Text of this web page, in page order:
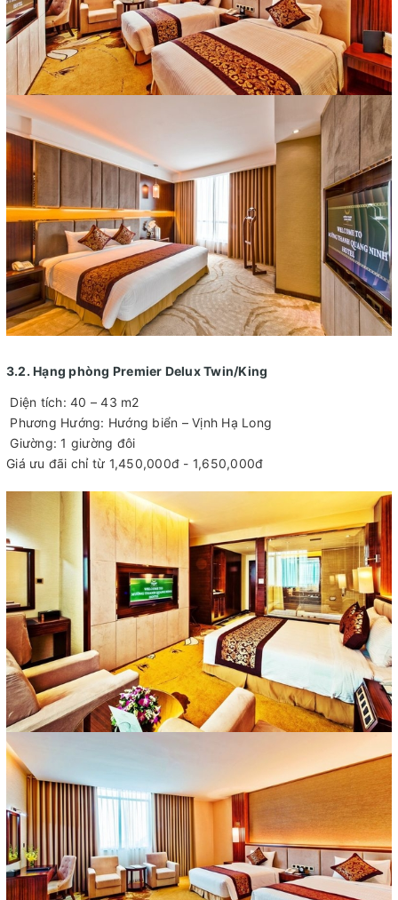
3.2. Hạng phòng Premier Delux Twin/King
Diện tích: 40 – 43 m2
Phương Hướng: Hướng biển – Vịnh Hạ Long
Giường: 1 giường đôi
Giá ưu đãi chỉ từ 1,450,000đ - 1,650,000đ